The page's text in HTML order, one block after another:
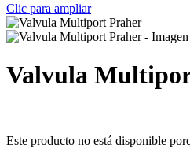
Clic para ampliar
Valvula
Este producto no está disponible